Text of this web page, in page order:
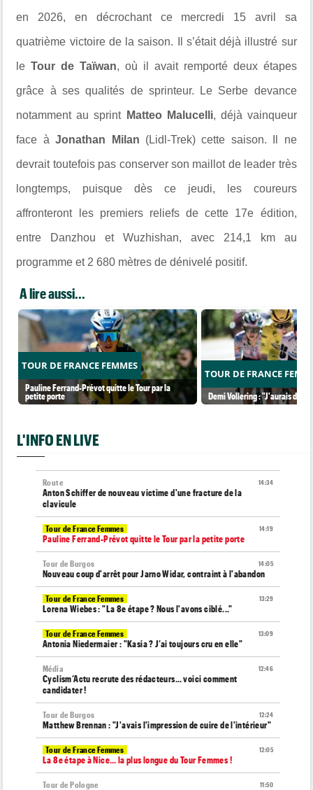
en 2026, en décrochant ce mercredi 15 avril sa
quatrième victoire de la saison. Il s’était déjà illustré sur
leTour de Taïwan, où il avait remporté deux étapes
grâce à ses qualités de sprinteur. Le Serbe devance
notamment au sprint Matteo Malucelli, déjà vainqueur
face àJonathan Milan (Lidl-Trek) cette saison. Il ne
devrait toutefois pas conserver son maillot de leader très
longtemps, puisque dès ce jeudi, les coureurs
affronteront les premiers reliefs de cette 17e édition,
entre Danzhou et Wuzhishan, avec 214,1 km au
programme et 2 680 mètres de dénivelé positif.
A lire aussi...
TOUR DE FRANCE FEMMES
Pauline Ferrand-Prévot quitte le Tour par la
petite porte
TOUR DE FRANCE
Demi Vollering : "J'aurais dû
L'INFO EN LIVE
14:34
Route
Anton Schiffer de nouveau victime d'une fracture de la
clavicule
14:19
Tour de France Femmes
Pauline Ferrand-Prévot quitte le Tour par la petite porte
14:05
Tour de Burgos
Nouveau coup d'arrêt pour Jarno Widar, contraint à l'abandon
13:29
Tour de France Femmes
Lorena Wiebes : "La 8e étape ? Nous l'avons ciblé..."
13:09
Tour de France Femmes
Antonia Niedermaier : "Kasia ? J’ai toujours cru en elle"
12:46
Média
Cyclism’Actu recrute des rédacteurs… voici comment
candidater !
12:24
Tour de Burgos
Matthew Brennan : "J'avais l'impression de cuire de l'intérieur"
12:05
Tour de France Femmes
La 8e étape à Nice… la plus longue du Tour Femmes !
11:50
Tour de Pologne